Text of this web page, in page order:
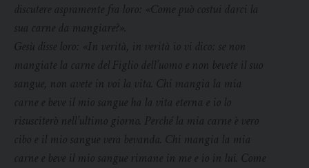
discutere aspramente fra loro: «Come può costui darci la
sua carne da mangiare?».
Gesù disse loro: «In verità, in verità io vi dico: se non
mangiate la carne del Figlio dell’uomo e non bevete il suo
sangue, non avete in voi la vita. Chi mangia la mia
carne e beve il mio sangue ha la vita eterna e io lo
risusciterò nell’ultimo giorno. Perché la mia carne è vero
cibo e il mio sangue vera bevanda. Chi mangia la mia
carne e beve il mio sangue rimane in me e io in lui. Come